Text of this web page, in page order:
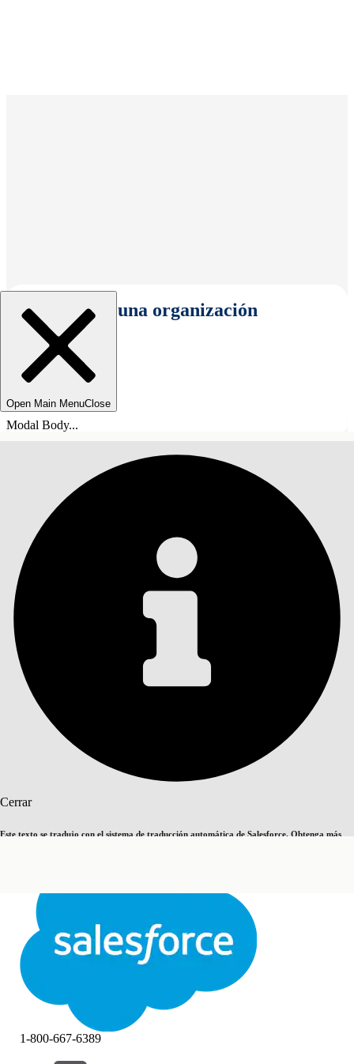
Seleccionar una organización
Open Main MenuClose
Modal Body...
Cerrar
Este texto se tradujo con el sistema de traducción automática de Salesforce. Obtenga más
Cerrar Cerrar
Índice de materias
ÍNDICE DE MATERIAS
Buscar
1-800-667-6389